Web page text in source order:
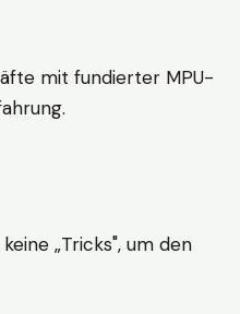
mit fundierter MPU-
„Tricks", um den